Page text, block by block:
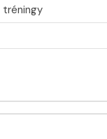
tréningy